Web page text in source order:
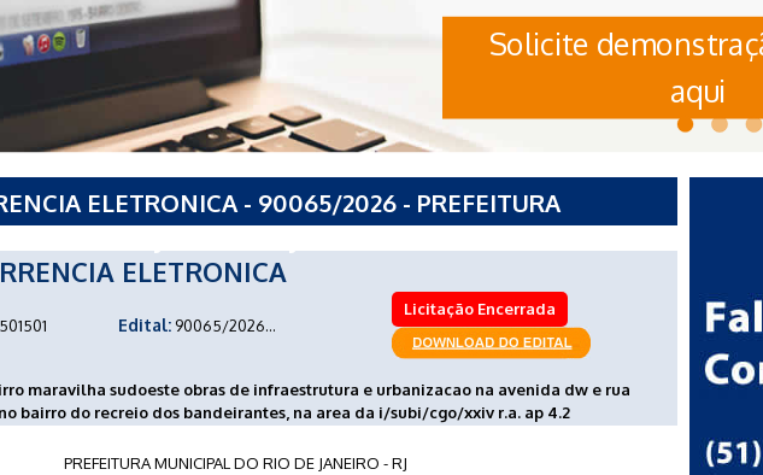
Solicite
aqui
ELETRONICA - 90065/2026 - PREFEITURA
ELETRONICA
Edital: 90065/2026...
Licitação Encerrada
maravilha sudoeste obras de infraestrutura e urbanizacao na avenida dw e rua
bairro do recreio dos bandeirantes, na area da i/subi/cgo/xxiv r.a. ap 4.2
PREFEITURA MUNICIPAL DO RIO DE JANEIRO - RJ